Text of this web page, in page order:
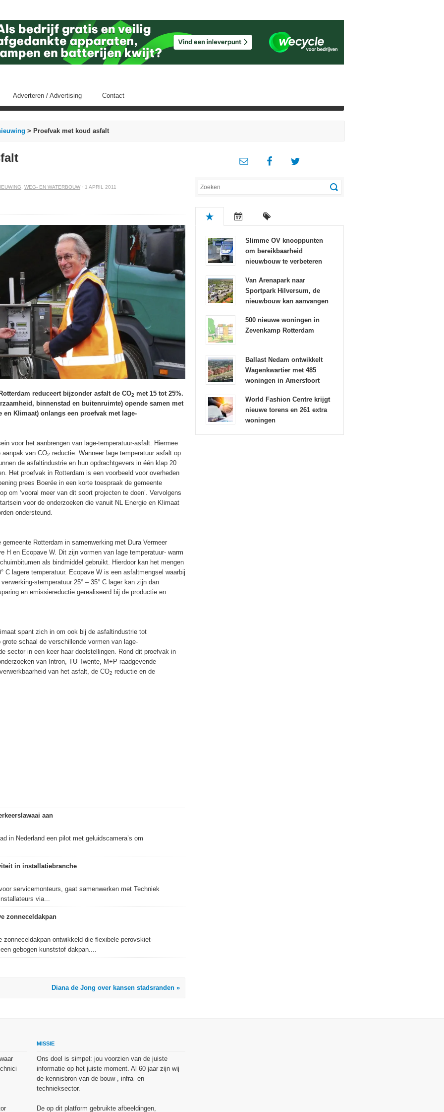
Adverteren / Advertising Contact
> Proefvak met koud asfalt
WEG- EN WATERBOUW· 1 APRIL 2011
reduceert bijzonder asfalt de CO2 met 15 tot 25%.
binnenstad en buitenruimte) opende samen met
en Klimaat) onlangs een proefvak met lage-
voor het aanbrengen van lage-temperatuur-asfalt. Hiermee
aanpak van CO2 reductie. Wanneer lage temperatuur asfalt op
de asfaltindustrie en hun opdrachtgevers in één klap 20
Het proefvak in Rotterdam is een voorbeeld voor overheden
prees Boerée in een korte toespraak de gemeente
om ‘vooral meer van dit soort projecten te doen’. Vervolgens
voor de onderzoeken die vanuit NL Energie en Klimaat
ondersteund.
Rotterdam in samenwerking met Dura Vermeer
H en Ecopave W. Dit zijn vormen van lage temperatuur- warm
als bindmiddel gebruikt. Hierdoor kan het mengen
C lagere temperatuur. Ecopave W is een asfaltmengsel waarbij
stemperatuur 25° – 35° C lager kan zijn dan
en emissiereductie gerealiseerd bij de productie en
spant zich in om ook bij de asfaltindustrie tot
schaal de verschillende vormen van lage-
sector in een keer haar doelstellingen. Rond dit proefvak in
van Intron, TU Twente, M+P raadgevende
van het asfalt, de CO2 reductie en de
aan
in Nederland een pilot met geluidscamera’s om
in installatiebranche
servicemonteurs, gaat samenwerken met Techniek
via...
zonneceldakpan
zonneceldakpan ontwikkeld die flexibele perovskiet-
gebogen kunststof dakpan....
Diana de Jong over kansen stadsranden »
Slimme OV knooppunten
om bereikbaarheid
nieuwbouw te verbeteren
Van Arenapark naar
Sportpark Hilversum, de
nieuwbouw kan aanvangen
500 nieuwe woningen in
Zevenkamp Rotterdam
Ballast Nedam ontwikkelt
Wagenkwartier met 485
woningen in Amersfoort
World Fashion Centre krijgt
nieuwe torens en 261 extra
woningen
MISSIE
Ons doel is simpel: jou voorzien van de juiste
informatie op het juiste moment. Al 60 jaar zijn wij
de kennisbron van de bouw-, infra- en
technieksector.
De op dit platform gebruikte afbeeldingen,